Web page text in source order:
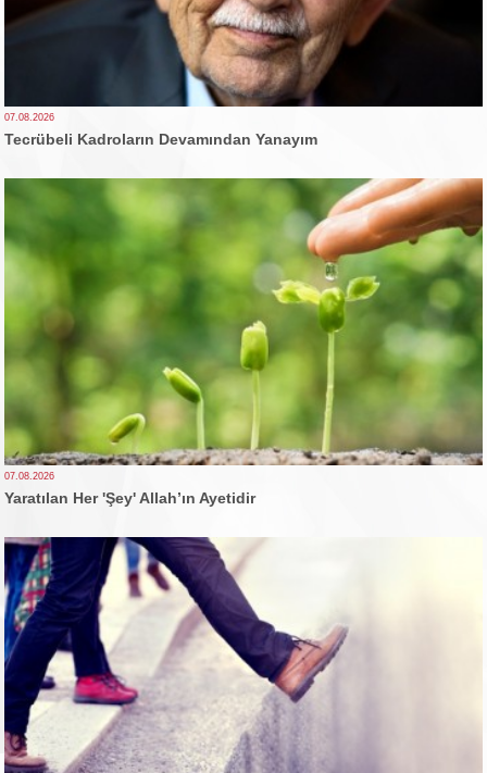
07.08.2026
Tecrübeli Kadroların Devamından Yanayım
07.08.2026
Yaratılan Her 'Şey' Allah’ın Ayetidir